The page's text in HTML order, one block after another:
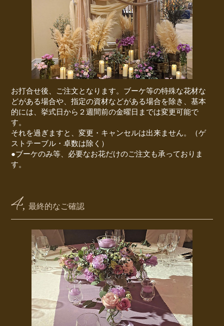
お打合せ後、ご注文となります。ブーケ等の特殊な花材な
どがある場合や、指定の資材などがある場合を除き、基本
的には、挙式日から２週間前の金曜日までは変更可能で
す。
それを過ぎますと、変更・キャンセルは出来ません。（ゲ
ストテーブル・卓数は除く）
●ブーケのみ等、必要なお花だけのご注文も承っておりま
す。
4,最終的なご確認